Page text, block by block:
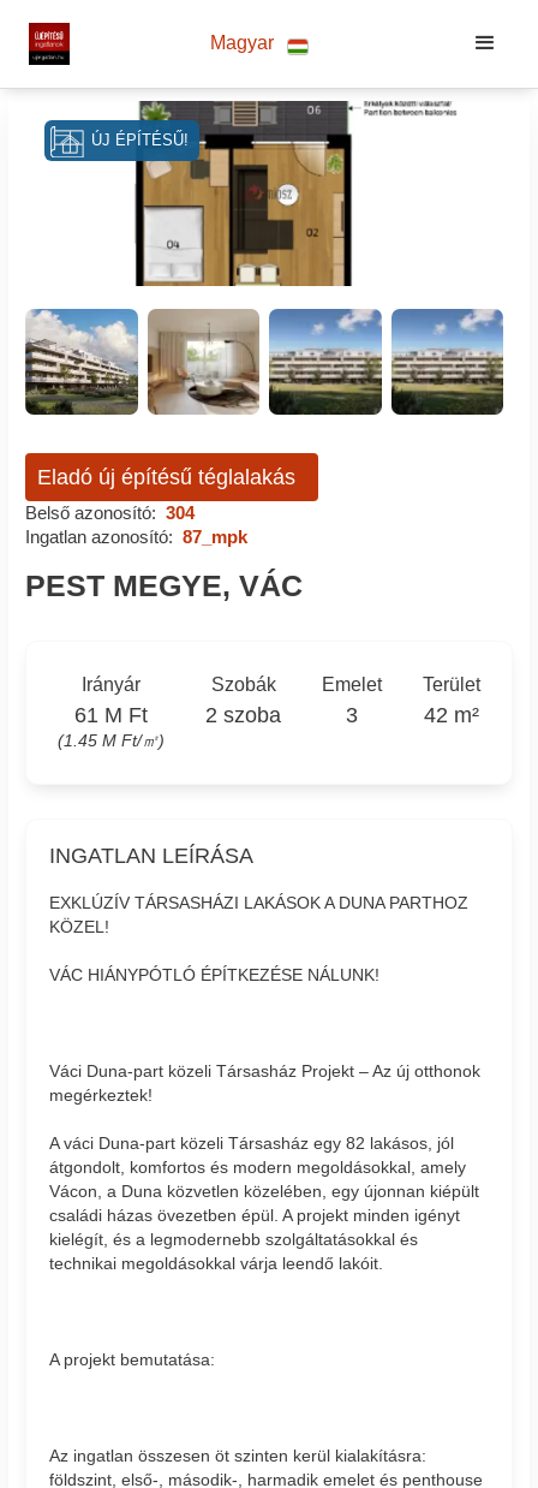
Magyar
ÚJ ÉPÍTÉSŰ!
Eladó új építésű téglalakás
Belső azonosító: 304
Ingatlan azonosító: 87_mpk
PEST MEGYE, VÁC
Irányár
61 M Ft
(1.45 M Ft/㎡)
Szobák
2 szoba
Emelet
3
Terület
42 m²
INGATLAN LEÍRÁSA
EXKLÚZÍV TÁRSASHÁZI LAKÁSOK A DUNA PARTHOZ
KÖZEL!
VÁC HIÁNYPÓTLÓ ÉPÍTKEZÉSE NÁLUNK!
Váci Duna-part közeli Társasház Projekt – Az új otthonok
megérkeztek!
A váci Duna-part közeli Társasház egy 82 lakásos, jól
átgondolt, komfortos és modern megoldásokkal, amely
Vácon, a Duna közvetlen közelében, egy újonnan kiépült
családi házas övezetben épül. A projekt minden igényt
kielégít, és a legmodernebb szolgáltatásokkal és
technikai megoldásokkal várja leendő lakóit.
A projekt bemutatása:
Az ingatlan összesen öt szinten kerül kialakításra:
földszint, első-, második-, harmadik emelet és penthouse